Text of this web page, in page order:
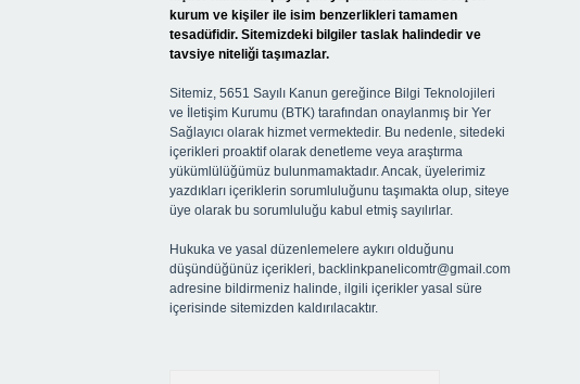
kurum ve kişiler ile isim benzerlikleri tamamen
tesadüfidir. Sitemizdeki bilgiler taslak halindedir ve
tavsiye niteliği taşımazlar.
Sitemiz, 5651 Sayılı Kanun gereğince Bilgi Teknolojileri
ve İletişim Kurumu (BTK) tarafından onaylanmış bir Yer
Sağlayıcı olarak hizmet vermektedir. Bu nedenle, sitedeki
içerikleri proaktif olarak denetleme veya araştırma
yükümlülüğümüz bulunmamaktadır. Ancak, üyelerimiz
yazdıkları içeriklerin sorumluluğunu taşımakta olup, siteye
üye olarak bu sorumluluğu kabul etmiş sayılırlar.
Hukuka ve yasal düzenlemelere aykırı olduğunu
düşündüğünüz içerikleri, backlinkpanelicomtr@gmail.com
adresine bildirmeniz halinde, ilgili içerikler yasal süre
içerisinde sitemizden kaldırılacaktır.